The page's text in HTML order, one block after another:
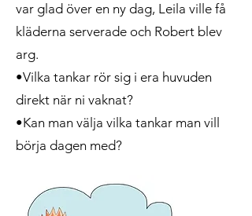
var glad över en ny dag, Leila ville få
kläderna serverade och Robert blev
arg.
•Vilka tankar rör sig i era huvuden
direkt när ni vaknat?
•Kan man välja vilka tankar man vill
börja dagen med?